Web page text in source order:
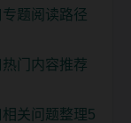
题阅读路径
门内容推荐
关问题整理5